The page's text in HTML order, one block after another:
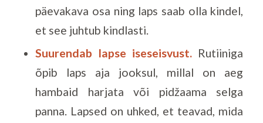
päevakava osa ning laps saab olla kindel,
et see juhtub kindlasti.
Suurendab lapse iseseisvust. Rutiiniga
õpib laps aja jooksul, millal on aeg
hambaid harjata või pidžaama selga
panna. Lapsed on uhked, et teavad, mida